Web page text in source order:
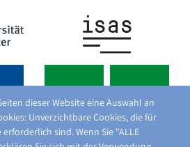
dieser Website eine Auswahl an
Unverzichtbare Cookies, die für
sind. Wenn Sie "ALLE